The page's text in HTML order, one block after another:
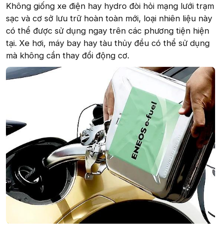
Không giống xe điện hay hydro đòi hỏi mạng lưới trạm
sạc và cơ sở lưu trữ hoàn toàn mới, loại nhiên liệu này
có thể được sử dụng ngay trên các phương tiện hiện
tại. Xe hơi, máy bay hay tàu thủy đều có thể sử dụng
mà không cần thay đổi động cơ.